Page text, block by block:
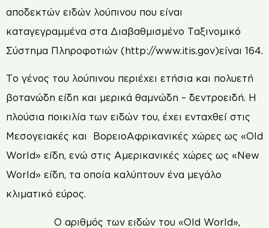
αποδεκτών ειδών λούπινου που είναι
καταγεγραμμένα στα Διαβαθμισμένο Ταξινομικό
Σύστημα Πληροφοτιών (http://www.itis.gov)είναι 164.
Το γένος του λούπινου περιέχει ετήσια και πολυετή
βοτανώδη είδη και μερικά θαμνώδη – δεντροειδή. Η
πλούσια ποικιλία των ειδών του, έχει ενταχθεί στις
Μεσογειακές και ΒορειοΑφρικανικές χώρες ως «Old
World» είδη, ενώ στις Αμερικανικές χώρες ως «New
World» είδη, τα οποία καλύπτουν ένα μεγάλο
κλιματικό εύρος.
Ο αριθμός των ειδών του «Old World»,